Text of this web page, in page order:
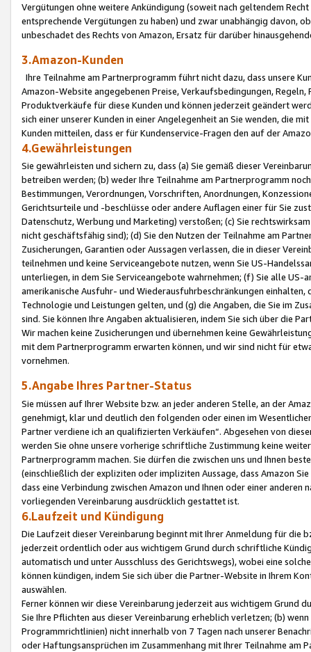
Vergütungen ohne weitere Ankündigung (soweit nach geltendem
entsprechende Vergütungen zu haben) und zwar unabhängig davon,
unbeschadet des Rechts von Amazon, Ersatz für darüber
3.Amazon-Kunden
Ihre Teilnahme am Partnerprogramm führt nicht dazu, dass unsere
Amazon-Website angegebenen Preise, Verkaufsbedingungen,
Produktverkäufe für diese Kunden und können jederzeit geändert
sich einer unserer Kunden in einer Angelegenheit an Sie wenden, die
Kunden mitteilen, dass er für Kundenservice-Fragen den auf der
4.Gewährleistungen
Sie gewährleisten und sichern zu, dass (a) Sie gemäß dieser
betreiben werden; (b) weder Ihre Teilnahme am Partnerprogramm
Bestimmungen, Verordnungen, Vorschriften, Anordnungen,
Gerichtsurteile und -beschlüsse oder andere Auflagen einer für Sie
Datenschutz, Werbung und Marketing) verstoßen; (c) Sie
nicht geschäftsfähig sind); (d) Sie den Nutzen der Teilnahme am
Zusicherungen, Garantien oder Aussagen verlassen, die in dieser
teilnehmen und keine Serviceangebote nutzen, wenn Sie US-
unterliegen, in dem Sie Serviceangebote wahrnehmen; (f) Sie alle
amerikanische Ausfuhr- und Wiederausfuhrbeschränkungen
Technologie und Leistungen gelten, und (g) die Angaben, die Sie im
sind. Sie können Ihre Angaben aktualisieren, indem Sie sich über die
Wir machen keine Zusicherungen und übernehmen keine
mit dem Partnerprogramm erwarten können, und wir sind nicht für
vornehmen.
5.Angabe Ihres Partner-Status
Sie müssen auf Ihrer Website bzw. an jeder anderen Stelle, an der
genehmigt, klar und deutlich den folgenden oder einen im
Partner verdiene ich an qualifizierten Verkäufen“. Abgesehen von
werden Sie ohne unsere vorherige schriftliche Zustimmung keine
Partnerprogramm machen. Sie dürfen die zwischen uns und Ihnen
(einschließlich der expliziten oder impliziten Aussage, dass Amazon
dass eine Verbindung zwischen Amazon und Ihnen oder einer
vorliegenden Vereinbarung ausdrücklich gestattet ist.
6.Laufzeit und Kündigung
Die Laufzeit dieser Vereinbarung beginnt mit Ihrer Anmeldung für die
jederzeit ordentlich oder aus wichtigem Grund durch schriftliche
automatisch und unter Ausschluss des Gerichtswegs), wobei eine
können kündigen, indem Sie sich über die Partner-Website in Ihrem
auswählen.
Ferner können wir diese Vereinbarung jederzeit aus wichtigem Grund
Sie Ihre Pflichten aus dieser Vereinbarung erheblich verletzen; (b)
Programmrichtlinien) nicht innerhalb von 7 Tagen nach unserer
oder Haftungsansprüchen im Zusammenhang mit Ihrer Teilnahme am